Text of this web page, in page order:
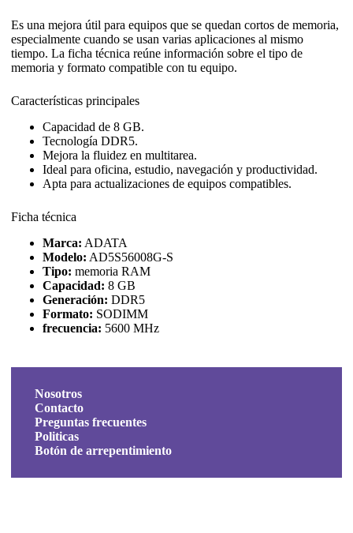
Es una mejora útil para equipos que se quedan cortos de memoria,
especialmente cuando se usan varias aplicaciones al mismo
tiempo. La ficha técnica reúne información sobre el tipo de
memoria y formato compatible con tu equipo.
Características principales
Capacidad de 8 GB.
Tecnología DDR5.
Mejora la fluidez en multitarea.
Ideal para oficina, estudio, navegación y productividad.
Apta para actualizaciones de equipos compatibles.
Ficha técnica
Marca: ADATA
Modelo: AD5S56008G-S
Tipo: memoria RAM
Capacidad: 8 GB
Generación: DDR5
Formato: SODIMM
frecuencia: 5600 MHz
Nosotros
Contacto
Preguntas frecuentes
Politicas
Botón de arrepentimiento